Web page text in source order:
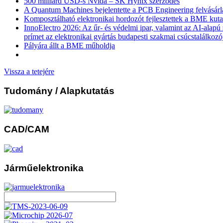
A Quantum Machines bejelentette a PCB Engineering
Komposztálható elektronikai hordozót fejlesztettek a BME
InnoElectro 2026: Az űr- és védelmi ipar, valamint az AI-alapú
prímet az elektronikai gyártás budapesti szakmai
Pályára állt a BME műholdja
Vissza a tetejére
Tudomány / Alapkutatás
CAD/CAM
Járműelektronika